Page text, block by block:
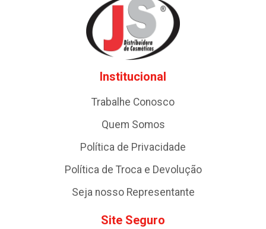
Institucional
Trabalhe Conosco
Quem Somos
Política de Privacidade
Política de Troca e Devolução
Seja nosso Representante
Site Seguro